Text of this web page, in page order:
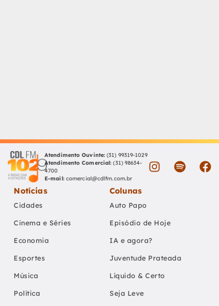
Atendimento Ouvinte: (31) 99319-1029
Atendimento Comercial: (31) 98634-
4700
E-mail: comercial@cdlfm.com.br
Notícias
Cidades
Cinema e Séries
Economia
Esportes
Música
Política
Colunas
Auto Papo
Episódio de Hoje
IA e agora?
Juventude Prateada
Líquido & Certo
Seja Leve